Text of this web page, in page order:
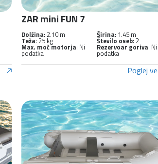
ZAR mini FUN 7
Dolžina: 2.10 m Širina: 1.45 m
Teža: 25 kg Število oseb: 2
Max. moč motorja: Ni
podatka
Rezervoar goriva: Ni
podatka
Poglej